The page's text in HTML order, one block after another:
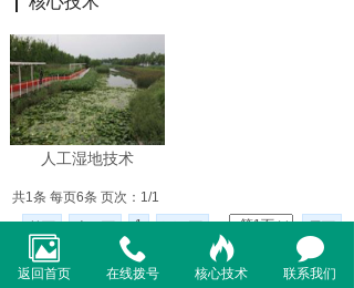
人工湿地技术
共1条 每页6条 页次：1/1
1
返回首页 在线拨号 核心技术 联系我们